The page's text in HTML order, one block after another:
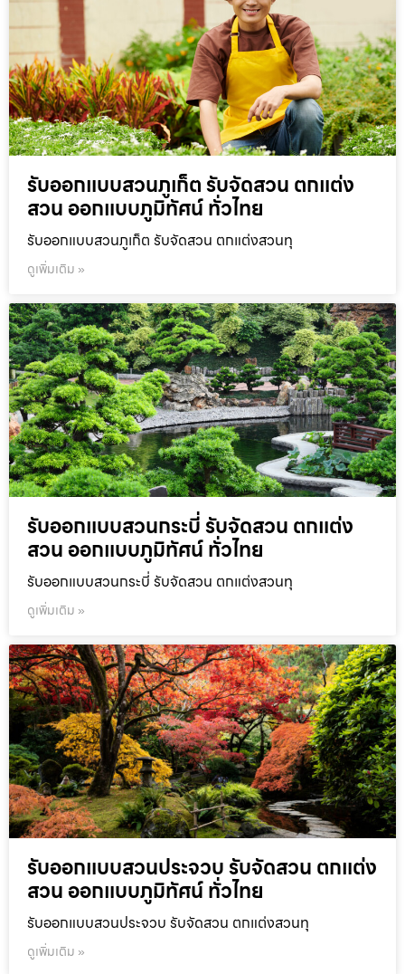
รับออกแบบสวนภูเก็ต รับจัดสวน ตกแต่ง
สวน ออกแบบภูมิทัศน์ ทั่วไทย
รับออกแบบสวนภูเก็ต รับจัดสวน ตกแต่งสวนทุ
ดูเพิ่มเติม »
รับออกแบบสวนกระบี่ รับจัดสวน ตกแต่ง
สวน ออกแบบภูมิทัศน์ ทั่วไทย
รับออกแบบสวนกระบี่ รับจัดสวน ตกแต่งสวนทุ
ดูเพิ่มเติม »
รับออกแบบสวนประจวบ รับจัดสวน ตกแต่ง
สวน ออกแบบภูมิทัศน์ ทั่วไทย
รับออกแบบสวนประจวบ รับจัดสวน ตกแต่งสวนทุ
ดูเพิ่มเติม »